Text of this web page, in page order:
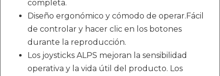
completa.
Diseño ergonómico y cómodo de operar.Fácil
de controlar y hacer clic en los botones
durante la reproducción.
Los joysticks ALPS mejoran la sensibilidad
operativa y la vida útil del producto. Los